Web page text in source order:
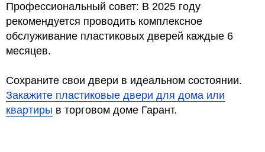
Профессиональный совет: В 2025 году
рекомендуется проводить комплексное
обслуживание пластиковых дверей каждые 6
месяцев.
Сохраните свои двери в идеальном состоянии.
Закажите пластиковые двери для дома или
квартиры в торговом доме Гарант.